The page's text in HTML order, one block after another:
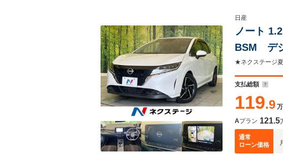
日産
ノート
BSM デ
インチア
支払総額
119.9
Aプラン 121.5
通常
ローン価格